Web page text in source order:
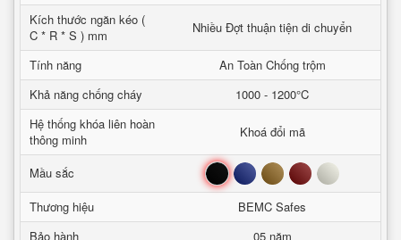
Kích thước ngăn kéo (
C * R * S ) mm
Nhiều Đợt thuận tiện di chuyển
Tính năng
An Toàn Chống trộm
Khả năng chống cháy
1000 - 1200°C
Hệ thống khóa liên hoàn
thông minh
Khoá đổi mã
Mầu sắc Đen Xanh Nâu Đỏ Trắng
Thương hiệu
BEMC Safes
Bảo hành
05 năm